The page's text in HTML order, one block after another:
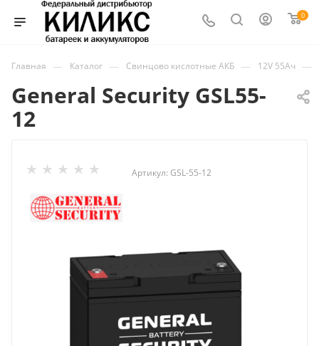
0
Главная — Каталог — Свинцово кислотные АКБ — 12V 55Ач —
General Security GSL55-
12
Артикул: GSL-55-12